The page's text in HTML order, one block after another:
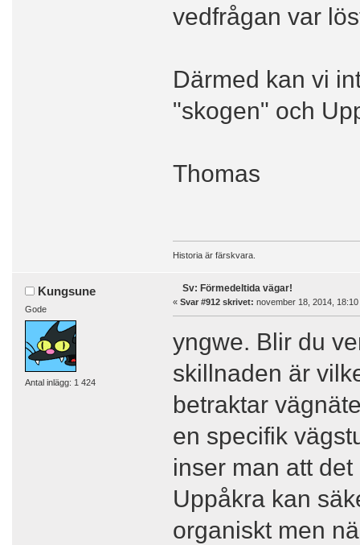
vedfrågan var
Därmed kan vi
"skogen" och
Thomas
Historia är färskvara.
Kungsune
Gode
Antal inlägg: 1 424
Sv: Förmedeltida vägar!
« Svar #912 skrivet: november 18, 2014, 18:10
yngwe. Blir du
skillnaden är
betraktar
en specifik
inser man att
Uppåkra kan
organiskt men